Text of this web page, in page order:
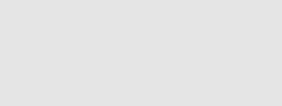
du store pergola coulissant réside aussi